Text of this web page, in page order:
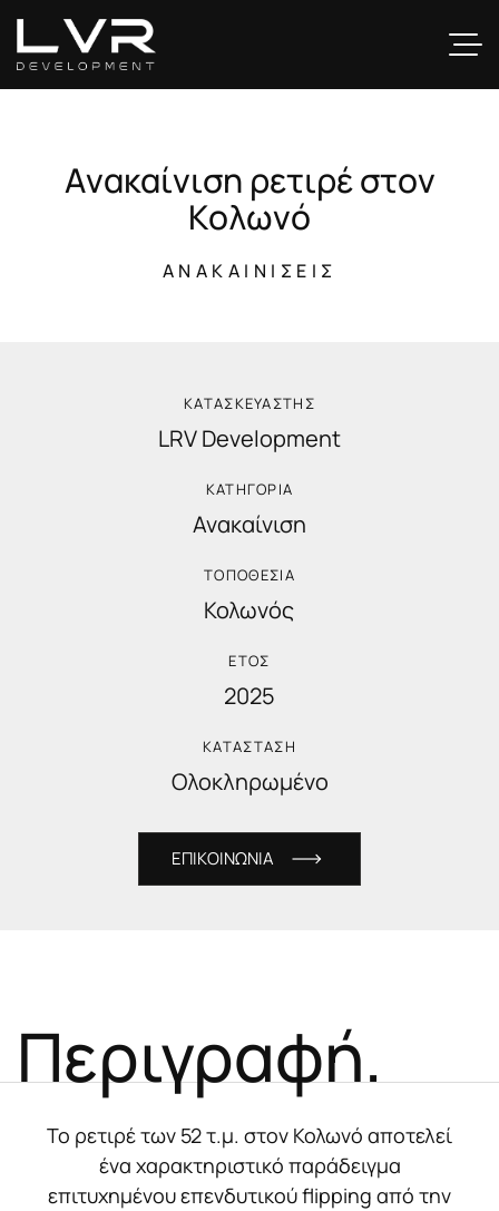
Ανακαίνιση ρετιρέστον
Κολωνό
ΑΝΑΚΑΙΝΊΣΕΙΣ
ΚΑΤΑΣΚΕΥΑΣΤΗΣ
LRV Development
ΚΑΤΗΓΟΡΙΑ
Ανακαίνιση
ΤΟΠΟΘΕΣΙΑ
Κολωνός
ΕΤΟΣ
2025
ΚΑΤΑΣΤΑΣΗ
Ολοκληρωμένο
ΕΠΙΚΟΙΝΩΝΙΑ
Περιγραφή.
Το ρετιρέ των 52 τ.μ. στον Κολωνό αποτελεί
ένα χαρακτηριστικό παράδειγμα
επιτυχημένου επενδυτικού flipping από την